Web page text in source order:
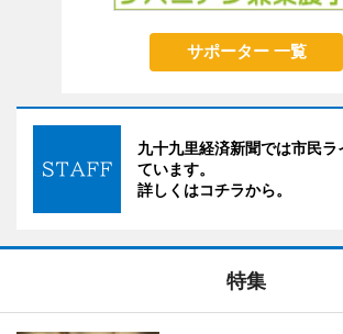
サポーター 一覧
九十九里経済新聞では市民ラ
ています。
詳しくはコチラから。
特集